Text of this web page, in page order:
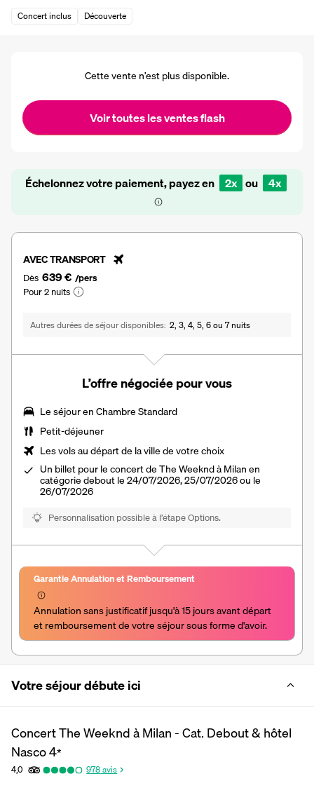
Concert inclus
Découverte
Cette vente n’est plus disponible.
Voir toutes les ventes flash
Échelonnez votre paiement, payez en 2x ou 4x
AVEC TRANSPORT
Dès 639 € /pers
Pour 2 nuits
Autres durées de séjour disponibles 2, 3, 4, 5, 6 ou 7 nuits
L’offre négociée pour vous
Le séjour en Chambre Standard
Petit-déjeuner
Les vols au départ de la ville de votre choix
Un billet pour le concert de The Weeknd à Milan en
catégorie debout le 24/07/2026, 25/07/2026 ou le
26/07/2026
Personnalisation possible à l’étape Options.
Garantie Annulation et Remboursement
Annulation sans justificatif jusqu'à 15 jours avant départ
et remboursement de votre séjour sous forme d'avoir.
Votre séjour débute ici
Concert The Weeknd à Milan - Cat. Debout & hôtel
Nasco4*
4,0 978avis